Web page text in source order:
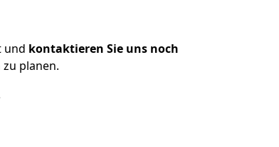
und kontaktieren Sie uns noch
planen.